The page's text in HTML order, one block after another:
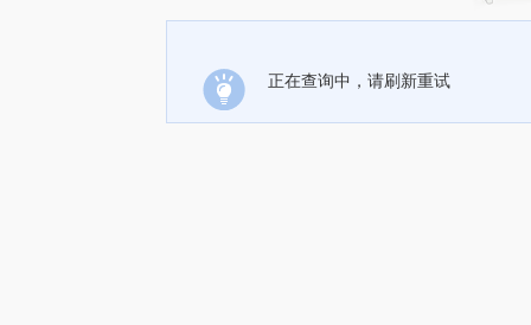
正在查询中，请刷新重试